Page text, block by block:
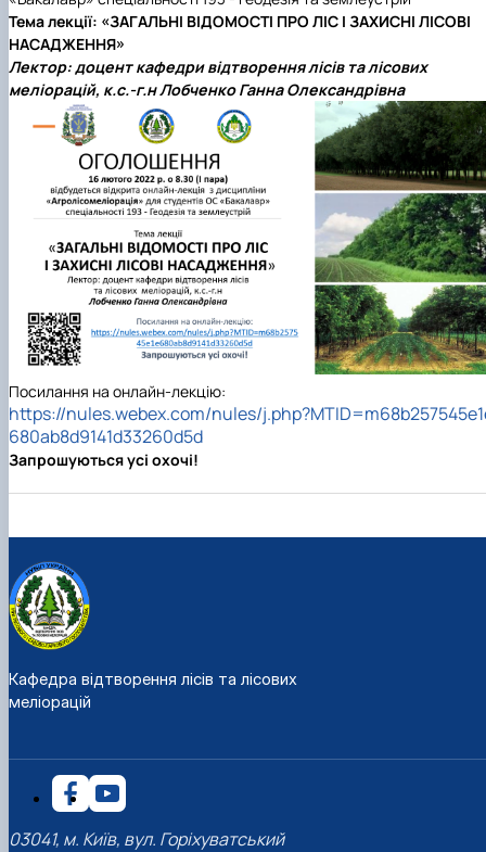
Тема лекції: «ЗАГАЛЬНІ ВІДОМОСТІ ПРО ЛІС І ЗАХИСНІ ЛІСОВІ
НАСАДЖЕННЯ»
Лектор: доцент кафедри відтворення лісів та лісових
меліорацій, к.с.-г.н Лобченко Ганна Олександрівна
Посилання на онлайн-лекцію:
https://nules.webex.com/nules/
680ab8d9141d33260d5d
Запрошуються усі охочі!
Кафедра відтворення лісів та лісових
меліорацій
03041, м. Київ, вул. Горіхуватський